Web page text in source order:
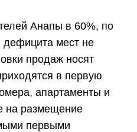
Анапы в 60%, по
дефицита мест не
продаж носят
в первую
апартаменты и
на размещение
первыми